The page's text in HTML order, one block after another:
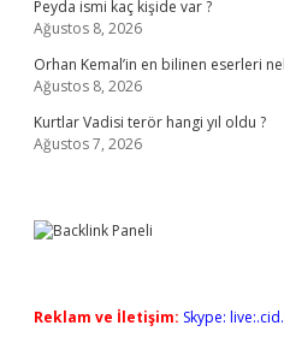
Peyda ismi kaç kişide var ?
Ağustos 8, 2026
Orhan Kemal’in en bilinen eserleri
Ağustos 8, 2026
Kurtlar Vadisi terör hangi yıl oldu ?
Ağustos 7, 2026
Reklam ve İletişim: Skype: